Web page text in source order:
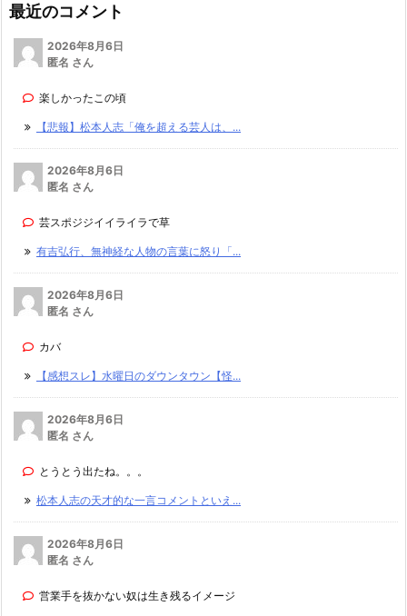
最近のコメント
2026年8月6日
匿名 さん
楽しかったこの頃
【悲報】松本人志「俺を超える芸人は、...
2026年8月6日
匿名 さん
芸スポジジイイライラで草
有吉弘行、無神経な人物の言葉に怒り「...
2026年8月6日
匿名 さん
カバ
【感想スレ】水曜日のダウンタウン【怪...
2026年8月6日
匿名 さん
とうとう出たね。。。
松本人志の天才的な一言コメントといえ...
2026年8月6日
匿名 さん
営業手を抜かない奴は生き残るイメージ